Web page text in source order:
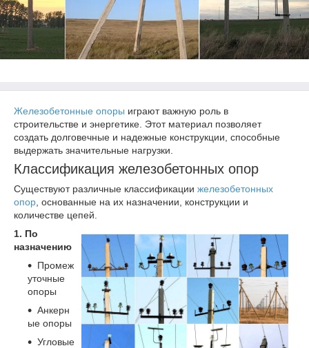
Железобетонные опоры играют важную роль в
строительстве и энергетике. Этот материал позволяет
создать долговечные и надежные конструкции, способные
выдержать значительные нагрузки.
Классификация железобетонных опор
Существуют различные классификации железобетонных
опор , основанные на их назначении, конструкции и
количестве цепей.
1. По
назначению
Промеж
уточные
опоры
Анкерн
ые опоры
Угловые